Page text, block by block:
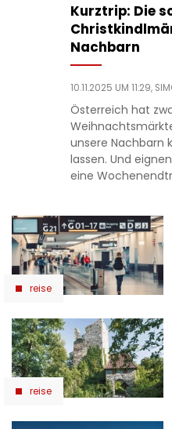
Kurztrip: Die
Nachbarn
10.11.2025 UM 11:29,
Österreich hat
unsere Nachbarn
lassen. Und
eine
reise
reise